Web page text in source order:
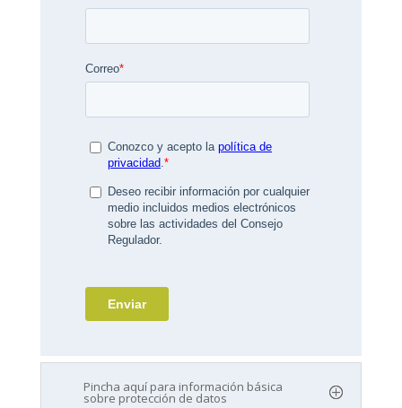
Pincha aquí para información básica
sobre protección de datos